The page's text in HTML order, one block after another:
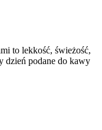
to lekkość, świeżość,
dzień podane do kawy